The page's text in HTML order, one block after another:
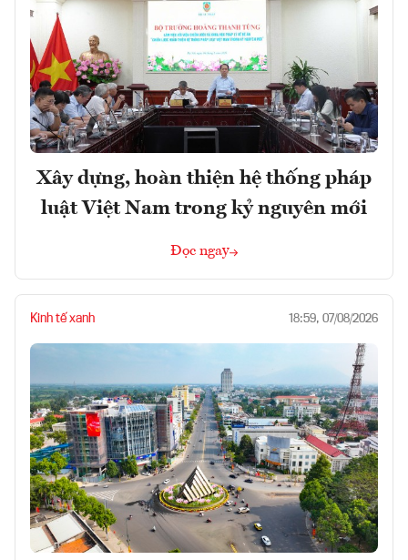
Xây dựng, hoàn thiện hệ thống pháp
luật Việt Nam trong kỷ nguyên mới
Đọc ngay
Kinh tế xanh 18:59, 07/08/2026